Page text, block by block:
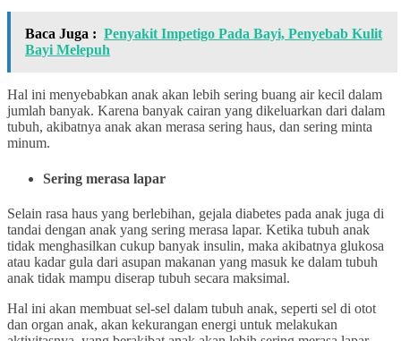
Baca Juga : Penyakit Impetigo Pada Bayi, Penyebab Kulit
Bayi Melepuh
Hal ini menyebabkan anak akan lebih sering buang air kecil dalam
jumlah banyak. Karena banyak cairan yang dikeluarkan dari dalam
tubuh, akibatnya anak akan merasa sering haus, dan sering minta
minum.
Sering merasa lapar
Selain rasa haus yang berlebihan, gejala diabetes pada anak juga di
tandai dengan anak yang sering merasa lapar. Ketika tubuh anak
tidak menghasilkan cukup banyak insulin, maka akibatnya glukosa
atau kadar gula dari asupan makanan yang masuk ke dalam tubuh
anak tidak mampu diserap tubuh secara maksimal.
Hal ini akan membuat sel-sel dalam tubuh anak, seperti sel di otot
dan organ anak, akan kekurangan energi untuk melakukan